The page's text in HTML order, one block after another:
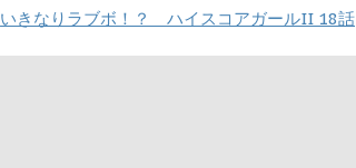
いきなりラブボ！？ ハイスコアガールII 18話